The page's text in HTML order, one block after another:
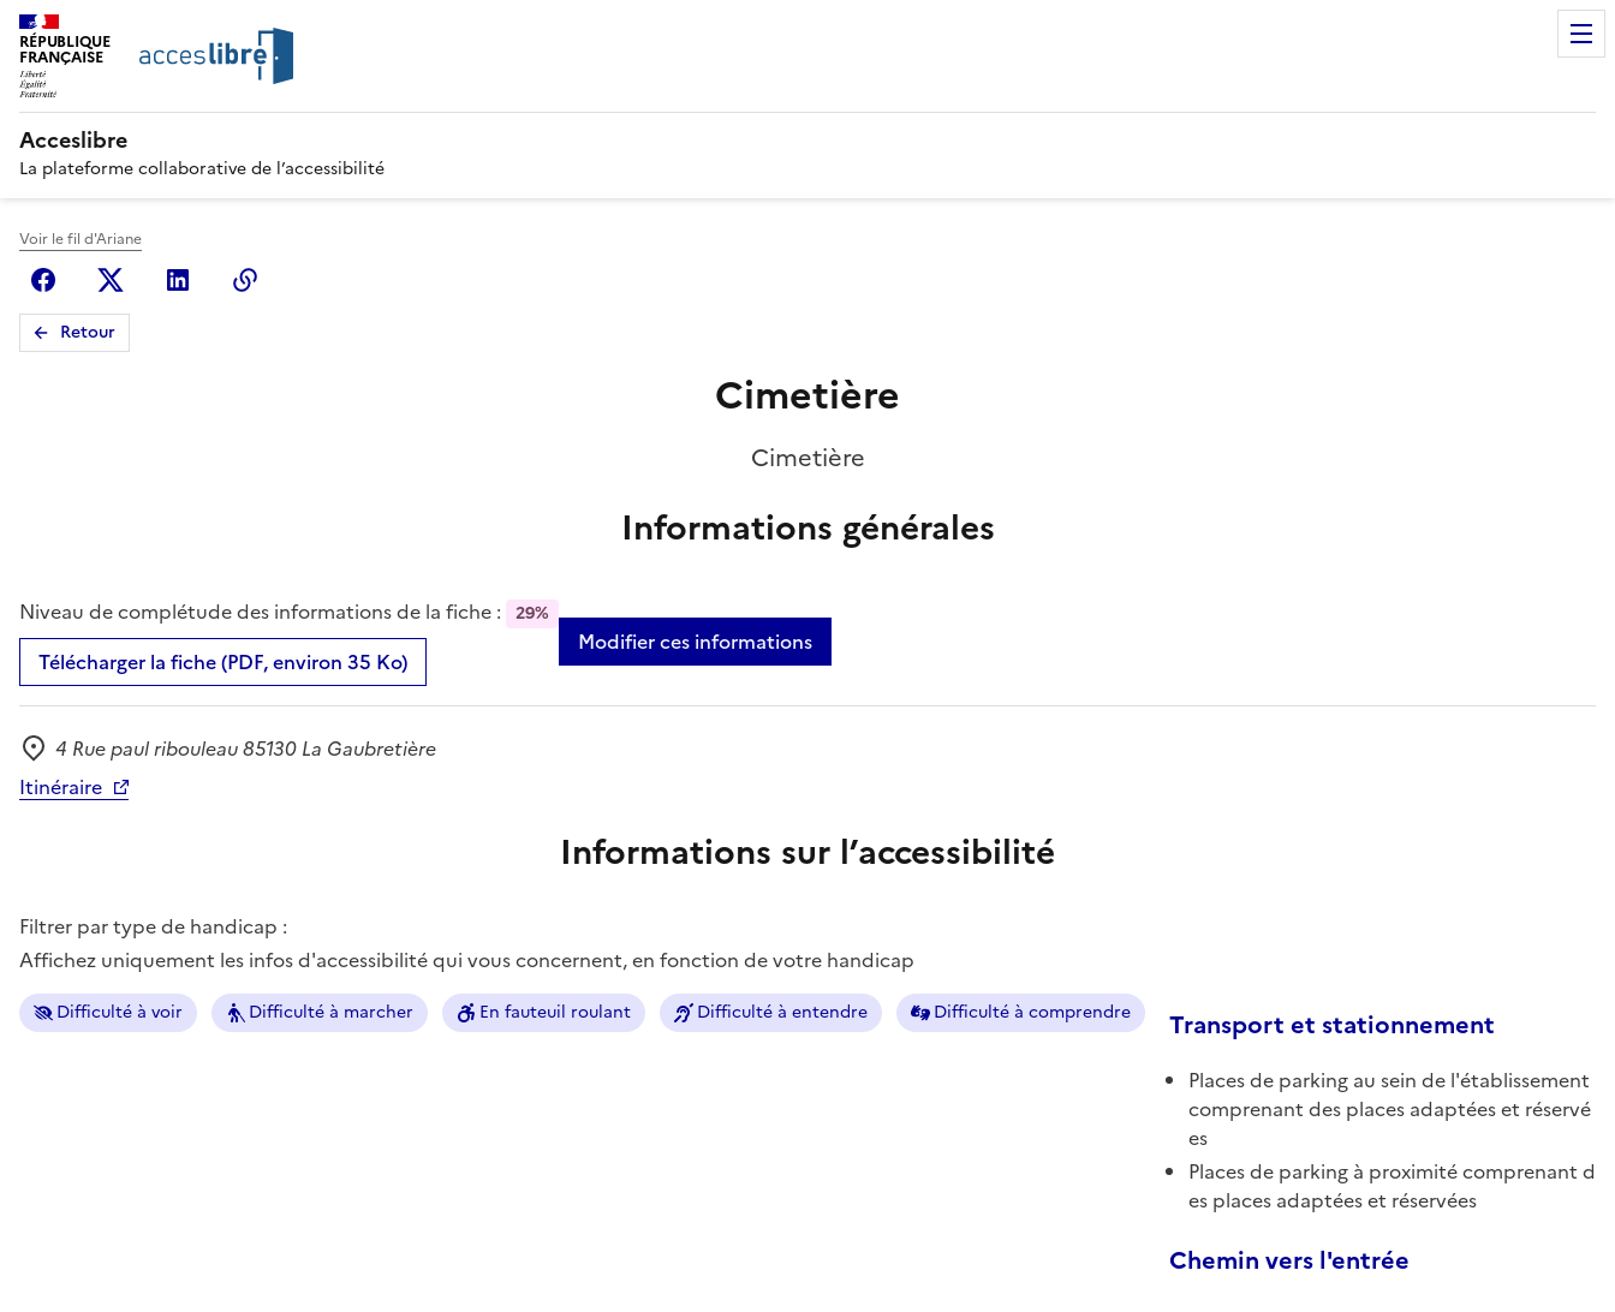
RÉPUBLIQUE
FRANÇAISE
Acceslibre
La plateforme collaborative de l’accessibilité
Voir le fil d'Ariane
FacebookX (anciennement Twitter)
Linkedin
Retour
Cimetière
Cimetière
Informations générales
Niveau de complétude des informations de la fiche : 29%
Télécharger la fiche (PDF, environ 35 Ko)
Modifier ces informations
Adresse
4 Rue paul ribouleau 85130 La Gaubretière
Itinéraire
Informations sur l’accessibilité
Filtrer par type de handicap :
Affichez uniquement les infos d'accessibilité qui vous concernent, en fonction de votre handicap
Difficulté à voir Difficulté à marcher En fauteuil roulant Difficulté à entendre Difficulté à comprendre Transport et stationnement
Places de parking au sein de l'établissement
comprenant des places adaptées et réservé
es
Places de parking à proximité comprenant d
es places adaptées et réservées
Chemin vers l'entrée